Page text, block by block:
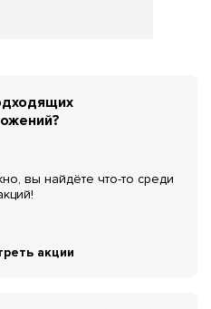
вы найдёте что-то среди
акции